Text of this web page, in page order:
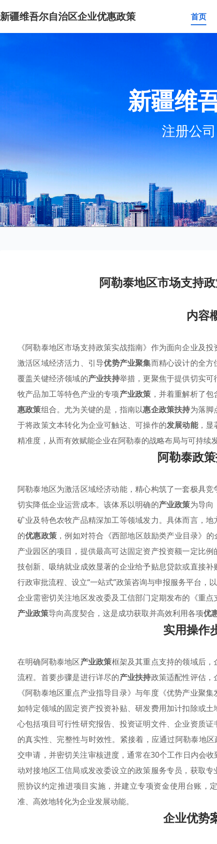
新疆维吾尔自治区企业优惠政策 首页
新疆维
注册公
阿勒泰地区市场支持
内容
《阿勒泰地区市场支持政策实战指南》作为面向企业及
激活区域经济活力、引导优势产业聚集而精心设计的全
覆盖关键经济领域的产业扶持举措，更聚焦于提供切实
牧产品加工等特色产业的专项产业政策 ，并着重解析了
惠政策组合。尤为关键的是，指南以惠企政策扶持为落脚
于将政策文本转化为企业可触达、可操作的发展动能，显
精准度，从而有效赋能企业在阿勒泰的战略布局与可持续
阿勒泰政
阿勒泰地区为激活区域经济动能，精心构筑了一套极具竞
切实降低企业运营成本。该体系以明确的产业政策为导向
矿业及特色农牧产品精深加工等领域发力。具体而言，
的优惠政策 ，例如对符合《西部地区鼓励类产业目录》
产业园区的项目，提供最高可达固定资产投资额一定比
技创新、吸纳就业成效显著的企业给予贴息贷款或直接补
行政审批流程、设立“一站式”政策咨询与申报服务平台，
企业需密切关注地区发改委及工信部门定期发布的《重
产业政策导向高度契合，这是成功获取并高效利用各项优
实用操作
在明确阿勒泰地区产业政策框架及其重点支持的领域后
流程。首要步骤是进行详尽的产业扶持政策适配性评估
《阿勒泰地区重点产业指导目录》与年度《优势产业聚
如特定领域的固定资产投资补贴、研发费用加计扣除或
心包括项目可行性研究报告、投资证明文件、企业资质
的真实性、完整性与时效性。紧接着，应通过阿勒泰地
交申请，并密切关注审核进度，通常在30个工作日内会
动对接地区工信局或发改委设立的政策服务专员，获取
照协议约定推进项目实施，并建立专项资金使用台账，
准、高效地转化为企业发展动能。
企业优势